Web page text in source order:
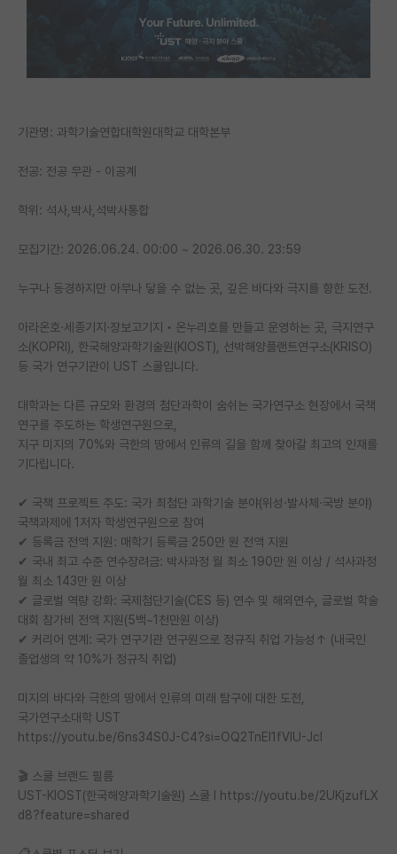
PI 전용 게시판
특수/전문대학원 게시판
반도체/AI 게시판
장학금/장학생 게시판
학술 정보 게시판
유학교육
반도체 아카데미
재팬라운지 🌸
기관명: 과학기술연합대학원대학교 대학본부
전공: 전공 무관 - 이공계
학위: 석사,박사,석박사통합
모집기간: 2026.06.24. 00:00 ~ 2026.06.30. 23:59
누구나 동경하지만 아무나 닿을 수 없는 곳, 깊은 바다와 극지를 향한 도전.
아라온호·세종기지·장보고기지‧온누리호를 만들고 운영하는 곳, 극지연구
소(KOPRI), 한국해양과학기술원(KIOST), 선박해양플랜트연구소(KRISO)
등 국가 연구기관이 UST 스쿨입니다.
대학과는 다른 규모와 환경의 첨단과학이 숨쉬는 국가연구소 현장에서 국책
연구를 주도하는 학생연구원으로,
지구 미지의 70%와 극한의 땅에서 인류의 길을 함께 찾아갈 최고의 인재를
기다립니다.
✔ 국책 프로젝트 주도: 국가 최첨단 과학기술 분야(위성·발사체·국방 분야)
국책과제에 1저자 학생연구원으로 참여
✔ 등록금 전액 지원: 매학기 등록금 250만 원 전액 지원
✔ 국내 최고 수준 연수장려금: 박사과정 월 최소 190만 원 이상 / 석사과정
월 최소 143만 원 이상
✔ 글로벌 역량 강화: 국제첨단기술(CES 등) 연수 및 해외연수, 글로벌 학술
대회 참가비 전액 지원(5백~1천만원 이상)
✔ 커리어 연계: 국가 연구기관 연구원으로 정규직 취업 가능성↑ (내국인
졸업생의 약 10%가 정규직 취업)
미지의 바다와 극한의 땅에서 인류의 미래 탐구에 대한 도전,
국가연구소대학 UST
https://youtu.be/6ns34S0J-C4?si=OQ2TnEI1fVIU-JcI
🎬 스쿨 브랜드 필름
UST-KIOST(한국해양과학기술원) 스쿨 l https://youtu.be/2UKjzufLX
d8?feature=shared